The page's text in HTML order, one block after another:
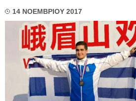
14 ΝΟΕΜΒΡΙΟΥ 2017